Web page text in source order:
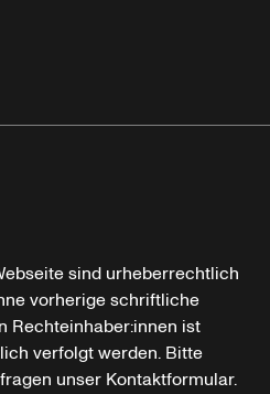
sind urheberrechtlich
vorherige schriftliche
Rechteinhaber:innen ist
verfolgt werden. Bitte
unser Kontaktformular.